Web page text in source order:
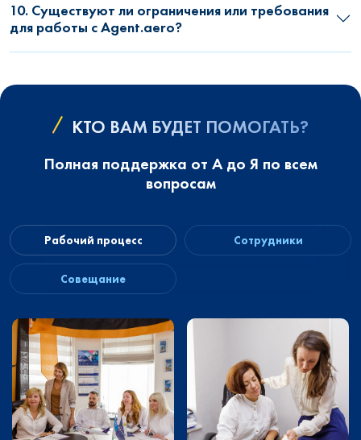
10. Существуют ли ограничения или требования
для работы с Agent.aero?
КТО ВАМ БУДЕТ ПОМОГАТЬ?
Полная поддержка от А до Я по всем
вопросам
Рабочий процесс Сотрудники
Совещание